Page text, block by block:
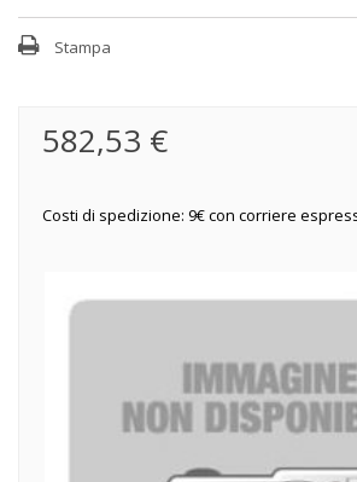
Stampa
582,53 €
Costi di spedizione: 9€ con corriere